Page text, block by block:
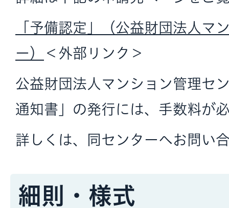
「予備認定」（公益財団法人マ
ー）
＜外部リンク＞
公益財団法人マンション管理セ
通知書」の発行には、手数料が
詳しくは、同センターへお問い
細則・様式